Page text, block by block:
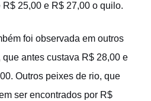
25,00 e R$ 27,00 o quilo.
foi observada em outros
antes custava R$ 28,00 e
Outros peixes de rio, que
ser encontrados por R$